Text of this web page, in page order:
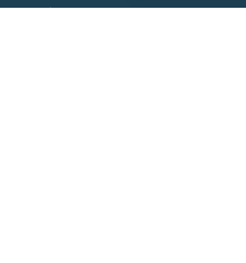
info@bclean.es